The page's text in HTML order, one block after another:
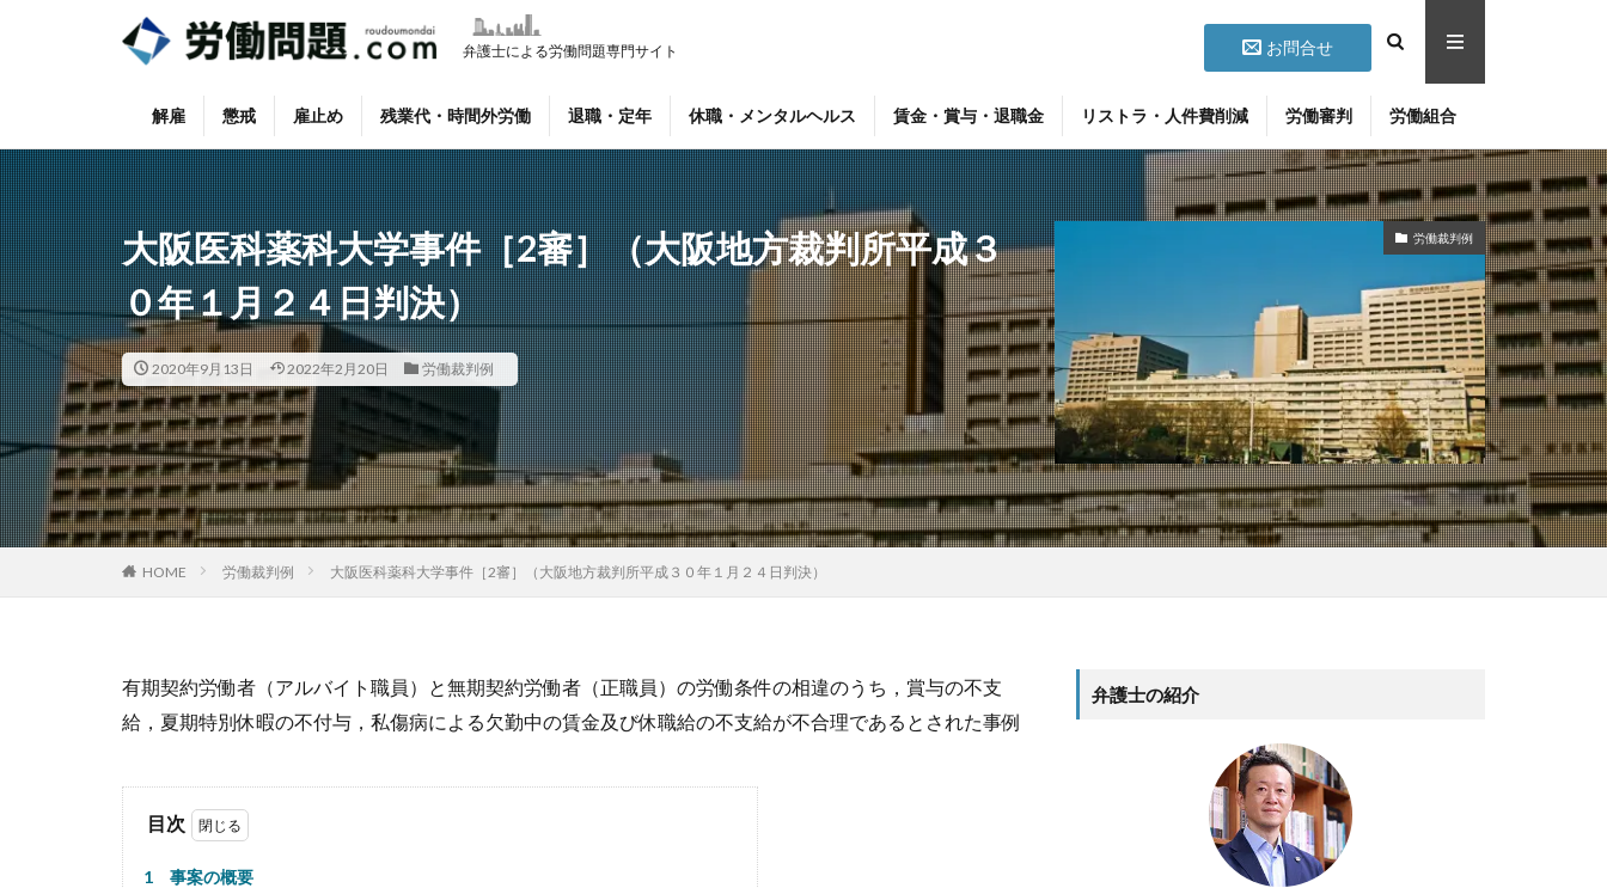
弁護士による労働問題専門サイト お問合せ
解雇 懲戒 雇止め 残業代・時間外労働 退職・定年 休職・メンタルヘルス 賃金・賞与・退職金 リストラ・人件費削減 労働審判 労働組合
大阪医科薬科大学事件［2審］（大阪地方裁判所平成３
０年１月２４日判決）
2020年9月13日 2022年2月20日 労働裁判例
労働裁判例
HOME 労働裁判例 大阪医科薬科大学事件［2審］（大阪地方裁判所平成３０年１月２４日判決）
有期契約労働者（アルバイト職員）と無期契約労働者（正職員）の労働条件の相違のうち，賞与の不支
給，夏期特別休暇の不付与，私傷病による欠勤中の賃金及び休職給の不支給が不合理であるとされた事例
目次
1 事案の概要
弁護士の紹介
タグ
検索